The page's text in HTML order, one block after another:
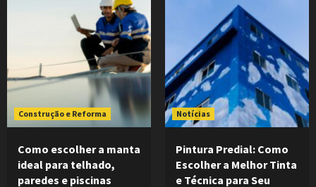
Construção e Reforma
Como escolher a manta
ideal para telhado,
paredes e piscinas
Notícias
Pintura Predial: Como
Escolher a Melhor Tinta
e Técnica para Seu